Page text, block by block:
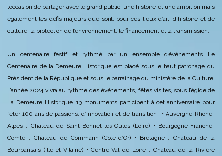
l’occasion de partager avec le grand public, une histoire et une ambition mais
également les défis majeurs que sont, pour ces lieux d’art, d’histoire et de
culture, la protection de l’environnement, le financement et la transmission.
Un centenaire festif et rythmé par un ensemble d’événements
Le
Centenaire de la Demeure Historique est placé sous le haut patronage du
Président de la République et sous le parrainage du ministère de la Culture.
L’année 2024 vivra au rythme des événements, fêtes visites, sous l’égide de
La Demeure Historique.13 monuments participent à cet anniversaire pour
fêter 100 ans de passions, d’innovation et de transition : • Auvergne-Rhône-
Alpes : Château de Saint-Bonnet-les-Oules (Loire) • Bourgogne-Franche-
Comté : Château de Commarin (Côte-d’Or) • Bretagne : Château de la
Bourbansais (Ille-et-Vilaine) • Centre-Val de Loire : Château de la Rivière